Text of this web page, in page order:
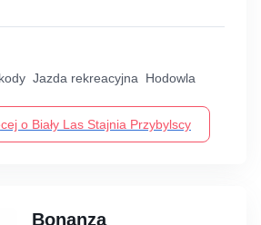
Jazda rekreacyjna Hodowla
o Biały Las Stajnia Przybylscy
Bonanza